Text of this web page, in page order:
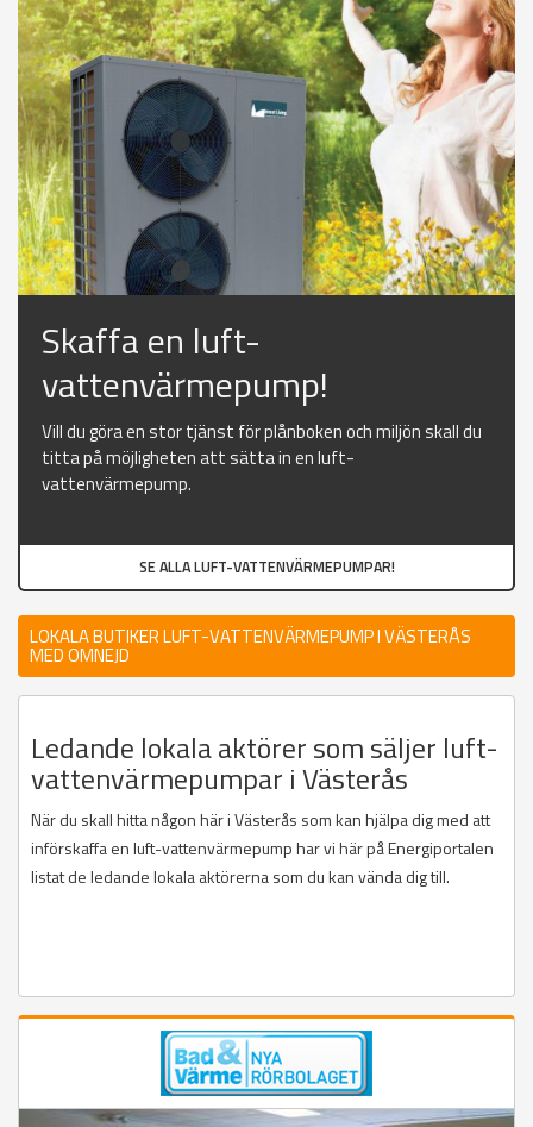
Skaffa en luft-
vattenvärmepump!
Vill du göra en stor tjänst för plånboken och miljön skall du
titta på möjligheten att sätta in en luft-
vattenvärmepump.
SE ALLA LUFT-VATTENVÄRMEPUMPAR!
LOKALA BUTIKER LUFT-VATTENVÄRMEPUMP I VÄSTERÅS
MED OMNEJD
Ledande lokala aktörer som säljer luft-
vattenvärmepumpar i Västerås
När du skall hitta någon här i Västerås som kan hjälpa dig med att
införskaffa en luft-vattenvärmepump har vi här på Energiportalen
listat de ledande lokala aktörerna som du kan vända dig till.